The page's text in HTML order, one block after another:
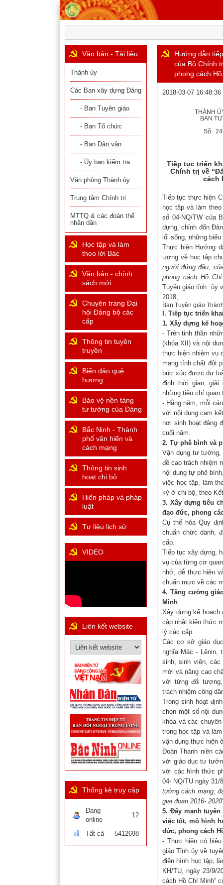
Hướng dẫn
của Bộ Chính
phong cách
2018-03-07 16:48:36
THÀNH
BAN
Số:
Tiếp tục triển
Chính trị về
cách
Tiếp tục thực hiện
học tập và làm
số 04-NQ/TW của
dựng, chỉnh đốn
lối sống, những biểu
Thực hiện Hướng
ương về học tập
người đứng đầu,
phong cách Hồ
Tuyên giáo tỉnh ủy
2018;
Ban Tuyên giáo
I. Tiếp tục triển
1. Xây dựng kế
- Trên tinh thần
(khóa XII) và nội
thực hiện nhiệm vụ
mang tính chất đột
bức xúc được dư
định thời gian, giải
những tiêu chí quan
- Hằng năm, mỗi
với nội dung cam
nơi sinh hoạt đảng
cuối năm.
2. Tự phê bình và
Vận dụng tư tưởng,
đề cao trách nhiệm
nội dung tự phê
việc học tập, làm
kỳ ở chi bộ, theo
3. Xây dựng tiêu
đạo đức, phong
Cụ thể hóa Quy
chuẩn chức danh,
cấp.
Tiếp tục xây dựng,
vụ của từng cơ
nhớ, dễ thực hiện
chuẩn mực về các
4. Tăng cường
Minh
Xây dựng kế hoạch
cập nhật kiến thức
lý các cấp.
Các cơ sở giáo
nghĩa Mác - Lênin,
sinh, sinh viên,
mới và nâng cao
với từng đối
trách nhiệm công
Trong sinh hoạt
chọn một số nội
khóa và các
trong học tập và
vận dụng thực hiện
Đoàn Thanh niên
với giáo dục tư
với các hình thức
04- NQ/TU ngày 31/
tưởng cách mạng,
giai đoạn 2016- 2020
5. Đẩy mạnh
việc tốt, mô hình
đức, phong cách
- Thực hiện có hiệu
giáo Tỉnh ủy về
điển hình học tập,
KH/TU, ngày 23/9/
cách Hồ Chí Minh”
Văn bản - Tài liệu
Thành ủy
Các Ban xây dựng Đảng
- Ban Tuyên giáo
- Ban Tổ chức
- Ban Dân vận
- Ủy ban kiểm tra
Văn phòng Thành ủy
Trung tâm Chính trị
MTTQ & các đoàn thể
nhân dân
Học tập và làm
theo lời Bác
Văn bản - chính
sách mới
Chuyên trang Đại
hội Đảng bộ các
cấp
Thông tin tuyên
truyền
Biển đảo quê
hương
Bảo vệ nền tảng
tư tưởng của Đảng
Bắc Ninh - Thành
phố văn hiến và
cách mạng
Thông tin sinh
hoạt chi bộ
Hiến pháp và pháp
luật
Tư liệu lịch sử
VIDEO
Liên kết website
Thống kê truy cập
Đang
online
12
Tất cả 5412698